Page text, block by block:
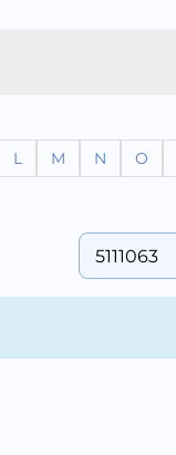
L M N O